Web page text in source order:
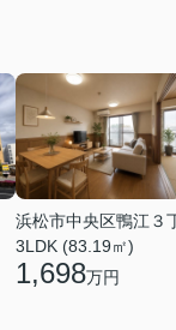
浜松市中央区鴨江３
3LDK (83.19㎡)
1,698万円